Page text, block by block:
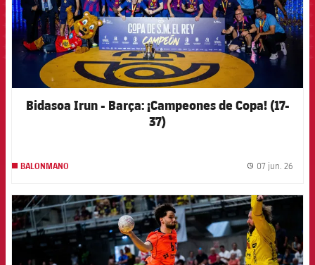
Bidasoa Irun - Barça: ¡Campeones de Copa! (17-
37)
BALONMANO 07 jun. 26
FCB Barcelona badge